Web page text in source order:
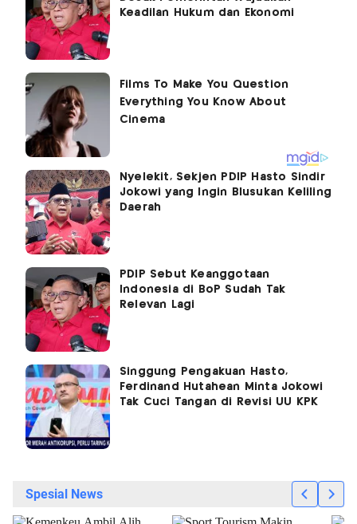
Keadilan Hukum dan Ekonomi
Nyelekit, Sekjen PDIP Hasto Sindir
Jokowi yang Ingin Blusukan Keliling
Daerah
PDIP Sebut Keanggotaan
Indonesia di BoP Sudah Tak
Relevan Lagi
Singgung Pengakuan Hasto,
Ferdinand Hutahean Minta Jokowi
Tak Cuci Tangan di Revisi UU KPK